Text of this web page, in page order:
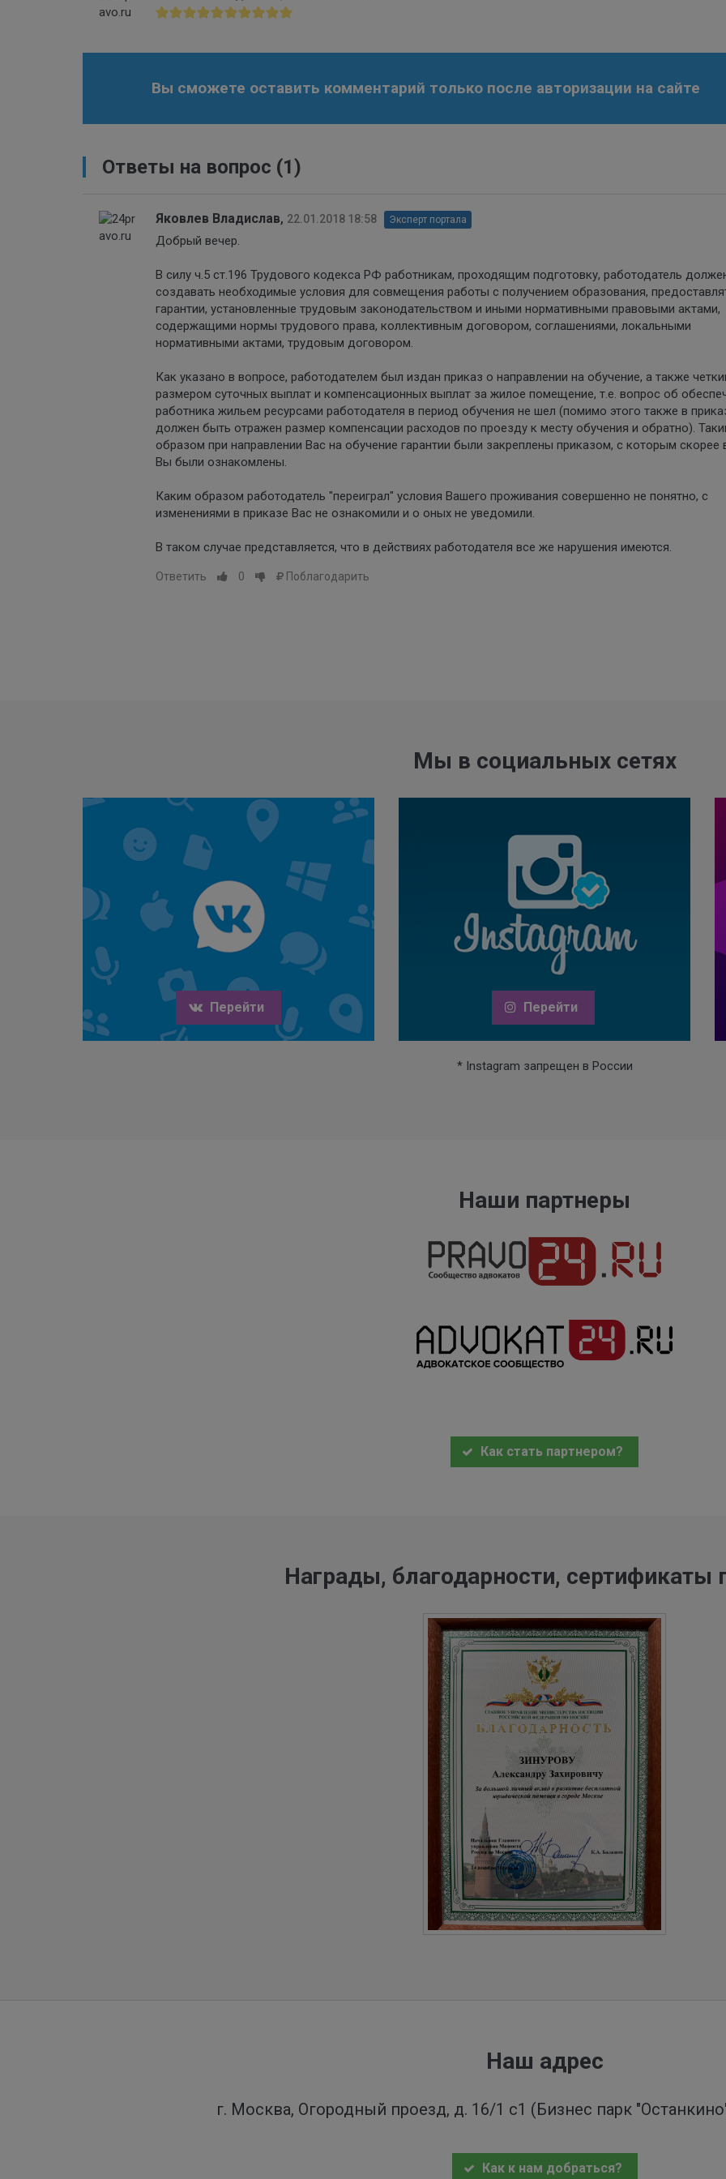
Вы сможете оставить комментарий только после авторизации на сайте
Ответы на вопрос (1)
Яковлев Владислав, 22.01.2018 18:58 Эксперт портала
Добрый вечер.
В силу ч.5 ст.196 Трудового кодекса РФ работникам, проходящим подготовку, работодатель
создавать необходимые условия для совмещения работы с получением образования,
гарантии, установленные трудовым законодательством и иными нормативными правовыми актами,
содержащими нормы трудового права, коллективным договором, соглашениями, локальными
нормативными актами, трудовым договором.
Как указано в вопросе, работодателем был издан приказ о направлении на обучение, а также
размером суточных выплат и компенсационных выплат за жилое помещение, т.е. вопрос об
работника жильем ресурсами работодателя в период обучения не шел (помимо этого также в
должен быть отражен размер компенсации расходов по проезду к месту обучения и обратно).
образом при направлении Вас на обучение гарантии были закреплены приказом, с которым скорее
Вы были ознакомлены.
Каким образом работодатель "переиграл" условия Вашего проживания совершенно не понятно, с
изменениями в приказе Вас не ознакомили и о оных не уведомили.
В таком случае представляется, что в действиях работодателя все же нарушения имеются.
Ответить 0 Поблагодарить
Мы в социальных сетях
Перейти Перейти
* Instagram запрещен в России
Наши партнеры
Как стать партнером?
Награды, благодарности, сертификаты
Наш адрес
г. Москва, Огородный проезд, д. 16/1 с1 (Бизнес парк
Как к нам добраться?